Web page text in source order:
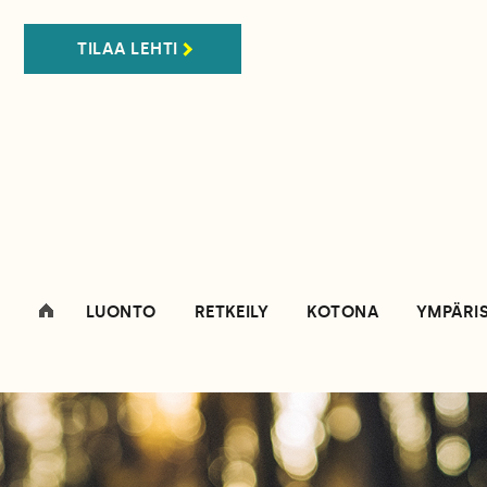
TILAA LEHTI
LUONTO RETKEILY KOTONA